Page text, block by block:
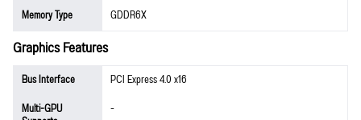
Memory Type
GDDR6X
Graphics Features
Bus Interface
PCI Express 4.0 x16
Multi-GPU
-